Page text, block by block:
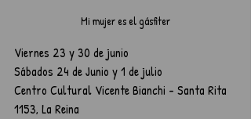
Mi mujer es el gásfiter
Viernes 23 y 30 de junio
Sábados 24 de Junio y 1 de julio
Centro Cultural Vicente Bianchi - Santa Rita
1153, La Reina